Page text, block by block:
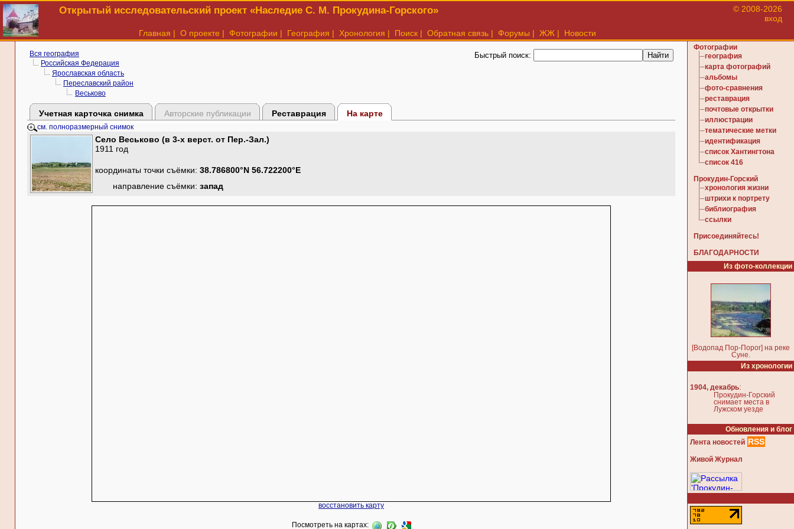
Открытый исследовательский проект «Наследие С. М. Прокудина-Горского»
© 2008-2026
вход
Главная | О проекте | Фотографии | География | Хронология | Поиск | Обратная связь | Форумы | ЖЖ | Новости
Вся география
Российская Федерация
Ярославская область
Переславский район
Веськово
Быстрый поиск:
Учетная карточка снимка Авторские публикации Реставрация На карте
см. полноразмерный снимок
Село Веськово (в 3-х верст. от Пер.-Зал.)
1911 год
координаты точки съёмки: 38.786800°N 56.722200°E
направление съёмки: запад
восстановить карту
Посмотреть на картах:
Фотографии
география
карта фотографий
альбомы
фото-сравнения
реставрация
почтовые открытки
иллюстрации
тематические метки
идентификация
список Хантингтона
список 416
Прокудин-Горский
хронология жизни
штрихи к портрету
библиография
ссылки
Присоединяйтесь!
БЛАГОДАРНОСТИ
Из фото-коллекции
[Водопад Пор-Порог] на реке
Суне.
Из хронологии
1904, декабрь:
Прокудин-Горский
снимает места в
Лужском уезде
Обновления и блог
Лента новостей RSS
Живой Журнал